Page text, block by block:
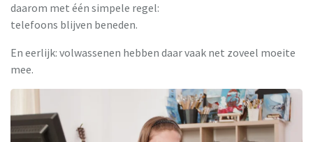
daarom met één simpele regel:
telefoons blijven beneden.
En eerlijk: volwassenen hebben daar vaak net zoveel moeite
mee.